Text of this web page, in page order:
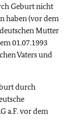
Geburt nicht
haben (vor dem
Mutter
01.07.1993
Vaters und
durch
a.F. vor dem